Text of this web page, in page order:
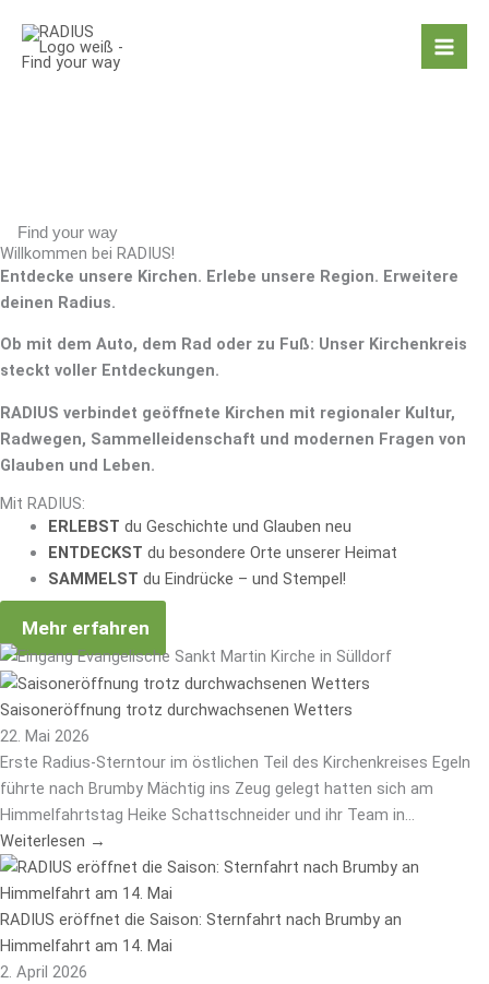
Inhalt
springen
Find your way
Willkommen bei RADIUS!
Entdecke unsere Kirchen. Erlebe unsere Region. Erweitere
deinen Radius.
Ob mit dem Auto, dem Rad oder zu Fuß: Unser Kirchenkreis
steckt voller Entdeckungen.
RADIUS verbindet geöffnete Kirchen mit regionaler Kultur,
Radwegen, Sammelleidenschaft und modernen Fragen von
Glauben und Leben.
Mit RADIUS:
ERLEBST du Geschichte und Glauben neu
ENTDECKST du besondere Orte unserer Heimat
SAMMELST du Eindrücke – und Stempel!
Mehr erfahren
Saisoneröffnung trotz durchwachsenen Wetters
22. Mai 2026
Erste Radius-Sterntour im östlichen Teil des Kirchenkreises Egeln
führte nach Brumby Mächtig ins Zeug gelegt hatten sich am
Himmelfahrtstag Heike Schattschneider und ihr Team in...
Weiterlesen →
RADIUS eröffnet die Saison: Sternfahrt nach Brumby an
Himmelfahrt am 14. Mai
2. April 2026